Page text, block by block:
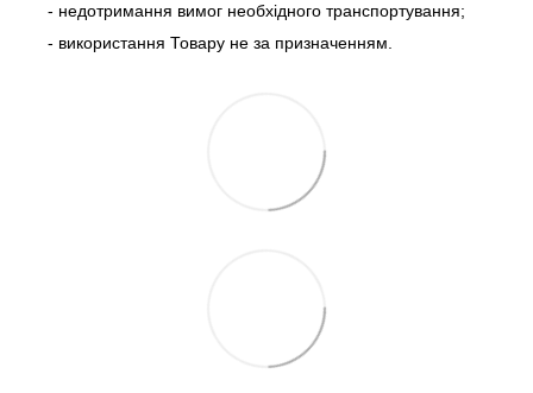
- недотримання вимог необхідного транспортування;
- використання Товару не за призначенням.